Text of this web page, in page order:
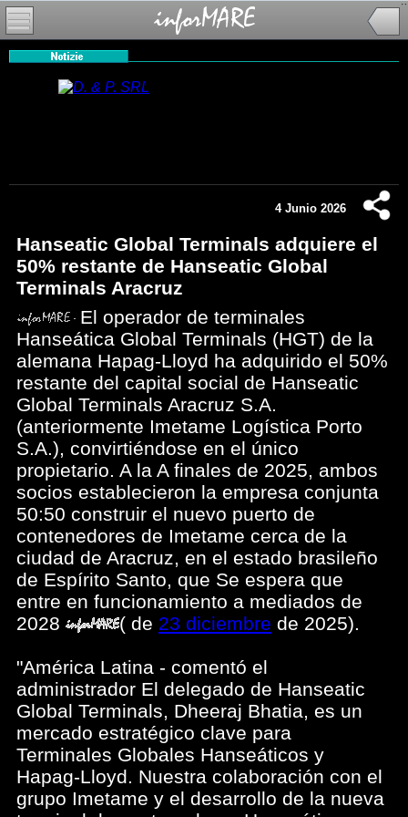
4 Junio 2026
Hanseatic Global Terminals adquiere el
50% restante de Hanseatic Global
Terminals Aracruz
El operador de terminales
Hanseática Global Terminals (HGT) de la
alemana Hapag-Lloyd ha adquirido el 50%
restante del capital social de Hanseatic
Global Terminals Aracruz S.A.
(anteriormente Imetame Logística Porto
S.A.), convirtiéndose en el único
propietario. A la A finales de 2025, ambos
socios establecieron la empresa conjunta
50:50 construir el nuevo puerto de
contenedores de Imetame cerca de la
ciudad de Aracruz, en el estado brasileño
de Espírito Santo, que Se espera que
entre en funcionamiento a mediados de
2028
( de 23 diciembre de 2025).
"América Latina - comentó el
administrador El delegado de Hanseatic
Global Terminals, Dheeraj Bhatia, es un
mercado estratégico clave para
Terminales Globales Hanseáticos y
Hapag-Lloyd. Nuestra colaboración con el
grupo Imetame y el desarrollo de la nueva